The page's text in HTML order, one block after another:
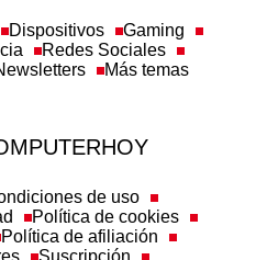
Dispositivos
Gaming
Redes Sociales
Más temas
de uso
Política de cookies
Política de afiliación
Suscripción